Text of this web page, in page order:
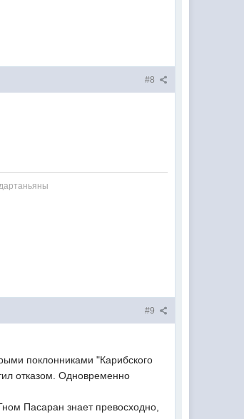
#8
#9
поклонниками "Карибского
отказом. Одновременно
Пасаран знает превосходно,